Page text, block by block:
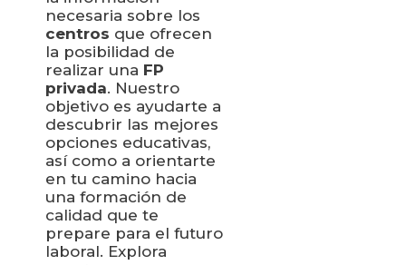
necesaria sobre los
centros que ofrecen
la posibilidad de
realizar una FP
privada. Nuestro
objetivo es ayudarte a
descubrir las mejores
opciones educativas,
así como a orientarte
en tu camino hacia
una formación de
calidad que te
prepare para el futuro
laboral. Explora